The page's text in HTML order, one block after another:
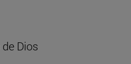
Dios